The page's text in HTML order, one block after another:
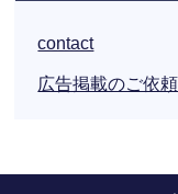
contact
広告掲載のご依頼